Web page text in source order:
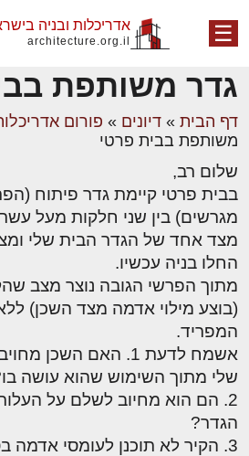
☰ אדריכלות ובניה
architecture.org.il
גדר משותפת
דף הבית » דיונים » פורום
משותפת בבית פרטי
שלום רב,
בבית פרטי קיימת גדר פיתוח
מגרשים) בין שני חלקות מעל
מצד אחד של הגדר הבית שלי
החלו בניה עכשיו.
מתוך הפרשי הגובה נוצר מצב
(בוצע מילוי אדמה מצד השכן)
המפריד.
אשמח לדעת 1. האם
שלי מתוך השימוש שהוא עושה
2. הם הוא מחיוב לשלם על
הגדר?